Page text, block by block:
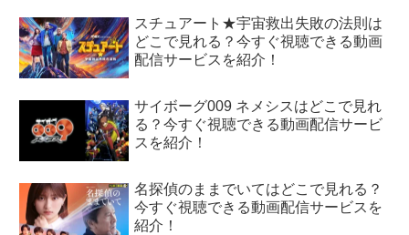
スチュアート★宇宙救出失敗の法則は
どこで見れる？今すぐ視聴できる動画
配信サービスを紹介！
サイボーグ009 ネメシスはどこで見れ
る？今すぐ視聴できる動画配信サービ
スを紹介！
名探偵のままでいてはどこで見れる？
今すぐ視聴できる動画配信サービスを
紹介！